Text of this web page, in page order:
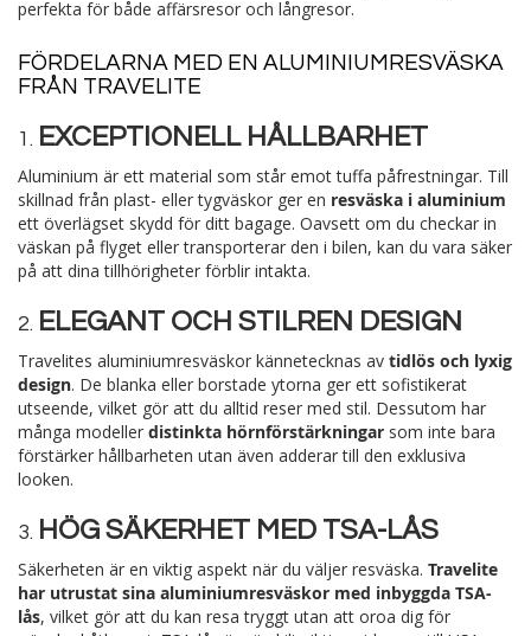
perfekta för både affärsresor och långresor.
FÖRDELARNA MED EN ALUMINIUMRESVÄSKA
FRÅN TRAVELITE
1. EXCEPTIONELL HÅLLBARHET
Aluminium är ett material som står emot tuffa påfrestningar. Till
skillnad från plast- eller tygväskor ger en resväska i aluminium
ett överlägset skydd för ditt bagage. Oavsett om du checkar in
väskan på flyget eller transporterar den i bilen, kan du vara säker
på att dina tillhörigheter förblir intakta.
2. ELEGANT OCH STILREN DESIGN
Travelites aluminiumresväskor kännetecknas av tidlös och lyxig
design. De blanka eller borstade ytorna ger ett sofistikerat
utseende, vilket gör att du alltid reser med stil. Dessutom har
många modeller distinkta hörnförstärkningar som inte bara
förstärker hållbarheten utan även adderar till den exklusiva
looken.
3. HÖG SÄKERHET MED TSA-LÅS
Säkerheten är en viktig aspekt när du väljer resväska. Travelite
har utrustat sina aluminiumresväskor med inbyggda TSA-
lås, vilket gör att du kan resa tryggt utan att oroa dig för